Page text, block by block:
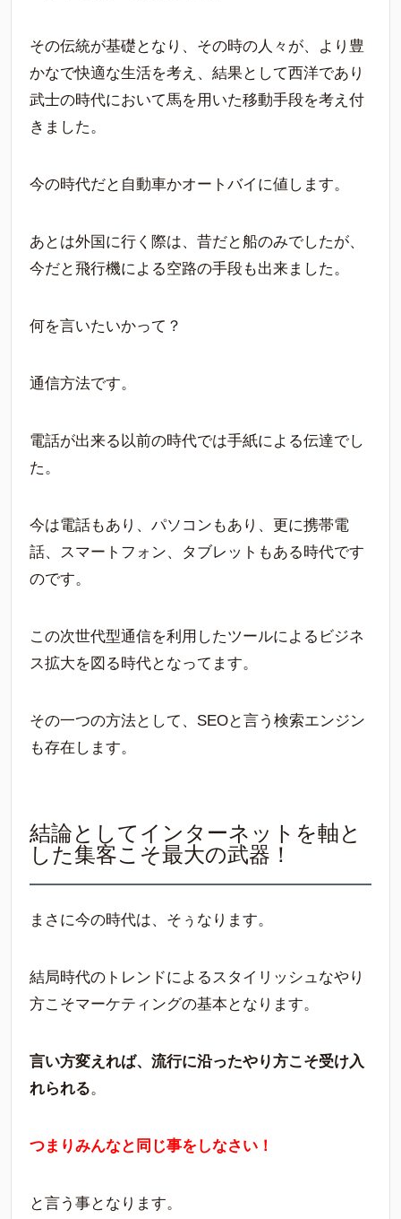
その伝統が基礎となり、その時の人々が、より豊
かなで快適な生活を考え、結果として西洋であり
武士の時代において馬を用いた移動手段を考え付
きました。
今の時代だと自動車かオートバイに値します。
あとは外国に行く際は、昔だと船のみでしたが、
今だと飛行機による空路の手段も出来ました。
何を言いたいかって？
通信方法です。
電話が出来る以前の時代では手紙による伝達でし
た。
今は電話もあり、パソコンもあり、更に携帯電
話、スマートフォン、タブレットもある時代です
のです。
この次世代型通信を利用したツールによるビジネ
ス拡大を図る時代となってます。
その一つの方法として、SEOと言う検索エンジン
も存在します。
結論としてインターネットを軸と
した集客こそ最大の武器！
まさに今の時代は、そぅなります。
結局時代のトレンドによるスタイリッシュなやり
方こそマーケティングの基本となります。
言い方変えれば、流行に沿ったやり方こそ受け入
れられる。
つまりみんなと同じ事をしなさい！
と言う事となります。